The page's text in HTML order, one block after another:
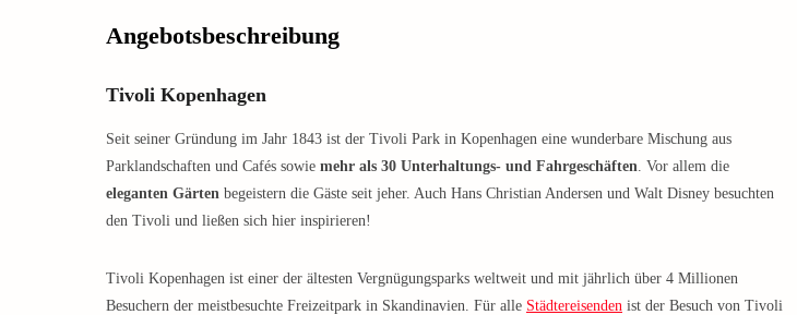
Angebotsbeschreibung
Tivoli Kopenhagen
Seit seiner Gründung im Jahr 1843 ist der Tivoli Park in Kopenhagen eine wunderbare Mischung aus
Parklandschaften und Cafés sowie mehr als 30 Unterhaltungs- und Fahrgeschäften. Vor allem die
eleganten Gärten begeistern die Gäste seit jeher. Auch Hans Christian Andersen und Walt Disney besuchten
den Tivoli und ließen sich hier inspirieren!
Tivoli Kopenhagen ist einer der ältesten Vergnügungsparks weltweit und mit jährlich über 4 Millionen
Besuchern der meistbesuchte Freizeitpark in Skandinavien. Für alle Städtereisenden ist der Besuch von Tivoli